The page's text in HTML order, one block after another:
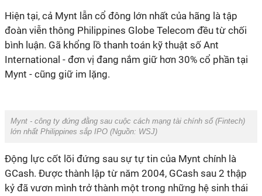
Hiện tại, cả Mynt lẫn cổ đông lớn nhất của hãng là tập
đoàn viễn thông Philippines Globe Telecom đều từ chối
bình luận. Gã khổng lồ thanh toán kỹ thuật số Ant
International - đơn vị đang nắm giữ hơn 30% cổ phần tại
Mynt - cũng giữ im lặng.
Mynt - công ty đứng đằng sau cuộc cách mạng tài chính số (Fintech)
lớn nhất Philippines sắp IPO (Nguồn: WSJ)
Động lực cốt lõi đứng sau sự tự tin của Mynt chính là
GCash. Được thành lập từ năm 2004, GCash sau 2 thập
kỷ đã vươn mình trở thành một trong những hệ sinh thái